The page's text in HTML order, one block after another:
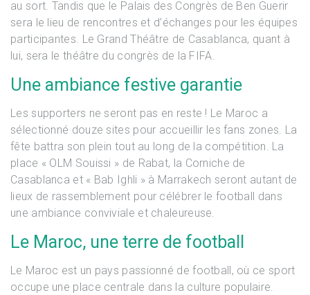
au sort. Tandis que le Palais des Congrès de Ben Guerir
sera le lieu de rencontres et d’échanges pour les équipes
participantes. Le Grand Théâtre de Casablanca, quant à
lui, sera le théâtre du congrès de la FIFA.
Une ambiance festive garantie
Les supporters ne seront pas en reste ! Le Maroc a
sélectionné douze sites pour accueillir les fans zones. La
fête battra son plein tout au long de la compétition. La
place « OLM Souissi » de Rabat, la Corniche de
Casablanca et « Bab Ighli » à Marrakech seront autant de
lieux de rassemblement pour célébrer le football dans
une ambiance conviviale et chaleureuse.
Le Maroc, une terre de football
Le Maroc est un pays passionné de football, où ce sport
occupe une place centrale dans la culture populaire.